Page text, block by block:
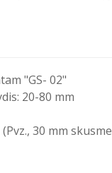
"GS- 02"
20-80 mm
30 mm